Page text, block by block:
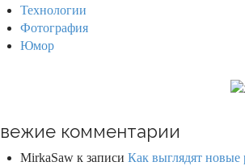
Технологии
Фотография
Юмор
комментарии
MirkaSaw к записи Как выглядят новые